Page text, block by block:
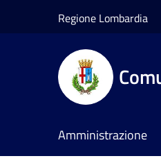
Regione Lombardia
Amministrazione